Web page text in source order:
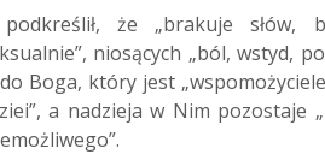
podkreślił, że „brakuje
niosących „ból, wstyd,
Boga, który jest
a nadzieja w Nim pozostaje